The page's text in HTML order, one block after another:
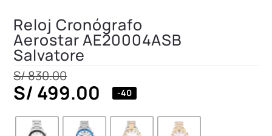
Reloj Cronógrafo
Aerostar AE20004ASB
Salvatore
S/830.00
S/ 499.00 -40